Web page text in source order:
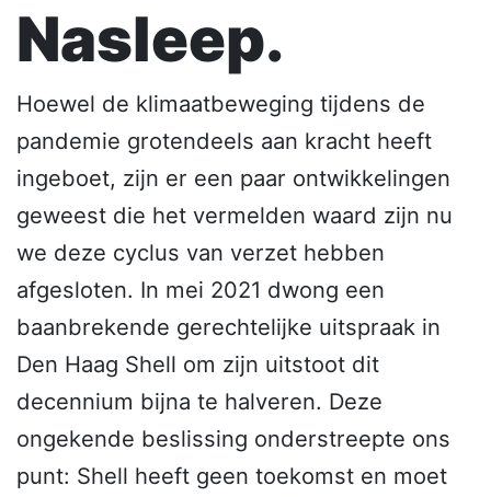
Nasleep.
Hoewel de klimaatbeweging tijdens de
pandemie grotendeels aan kracht heeft
ingeboet, zijn er een paar ontwikkelingen
geweest die het vermelden waard zijn nu
we deze cyclus van verzet hebben
afgesloten. In mei 2021 dwong een
baanbrekende gerechtelijke uitspraak in
Den Haag Shell om zijn uitstoot dit
decennium bijna te halveren. Deze
ongekende beslissing onderstreepte ons
punt: Shell heeft geen toekomst en moet